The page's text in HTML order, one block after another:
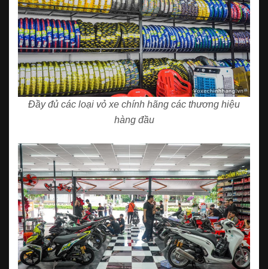
Đầy đủ các loại vỏ xe chính hãng các thương hiệu
hàng đầu